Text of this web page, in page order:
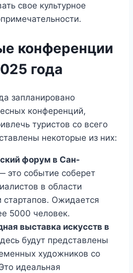
свое культурное
конференции
года
запланировано
конференций,
туристов со всего
некоторые из них:
форум в Сан-
это событие соберет
в области
стартапов. Ожидается
5000 человек.
выставка искусств в
будут представлены
художников со
идеальная